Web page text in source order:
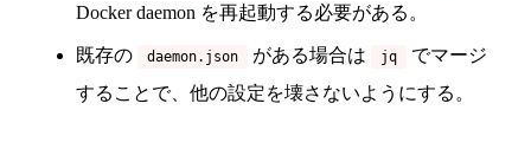
Docker daemon を再起動する必要がある。
既存の daemon.json がある場合は jq
でマージ
することで、他の設定を壊さないようにする。